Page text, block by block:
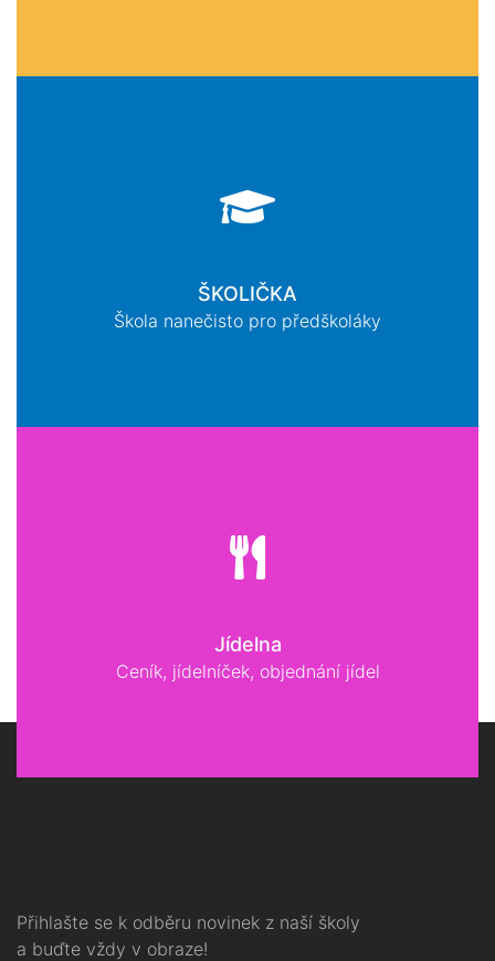
ŠKOLIČKA
Škola nanečisto pro předškoláky
Jídelna
Ceník, jídelníček, objednání jídel
Přihlašte se k odběru novinek z naší školy
a buďte vždy v obraze!